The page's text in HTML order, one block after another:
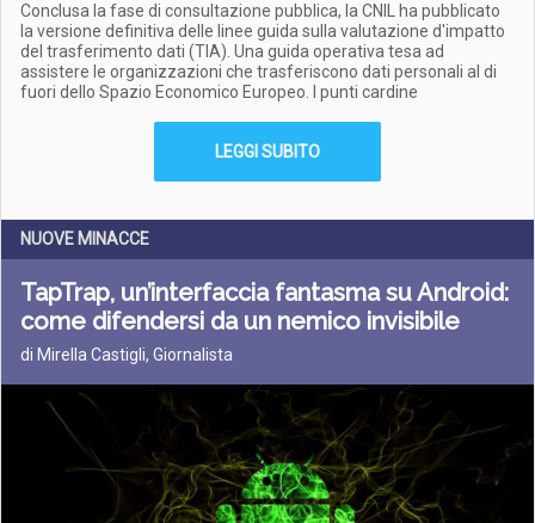
Conclusa la fase di consultazione pubblica, la CNIL ha pubblicato
la versione definitiva delle linee guida sulla valutazione d'impatto
del trasferimento dati (TIA). Una guida operativa tesa ad
assistere le organizzazioni che trasferiscono dati personali al di
fuori dello Spazio Economico Europeo. I punti cardine
LEGGI SUBITO
NUOVE MINACCE
TapTrap, un’interfaccia fantasma su Android:
come difendersi da un nemico invisibile
di Mirella Castigli, Giornalista